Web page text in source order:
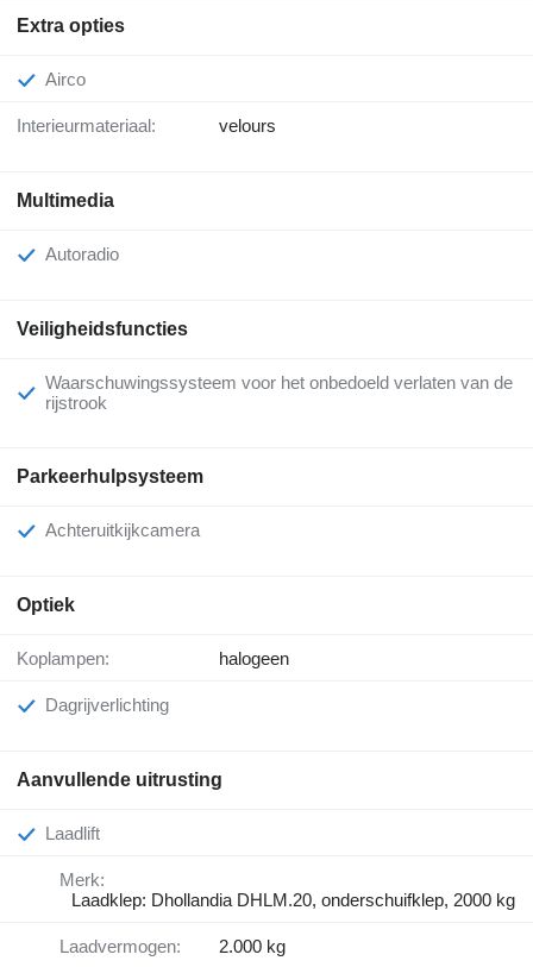
Extra opties
Airco
Interieurmateriaal: velours
Multimedia
Autoradio
Veiligheidsfuncties
Waarschuwingssysteem voor het onbedoeld verlaten van de
rijstrook
Parkeerhulpsysteem
Achteruitkijkcamera
Optiek
Koplampen: halogeen
Dagrijverlichting
Aanvullende uitrusting
Laadlift
Merk:
Laadklep: Dhollandia DHLM.20, onderschuifklep, 2000 kg
Laadvermogen: 2.000 kg